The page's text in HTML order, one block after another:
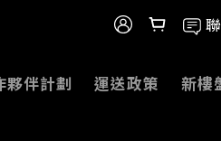
夥伴計劃 運送政策
新樓